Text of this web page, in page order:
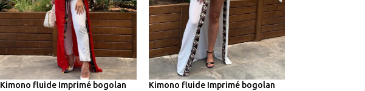
Kimono fluide Imprimé bogolan Kimono fluide Imprimé bogolan